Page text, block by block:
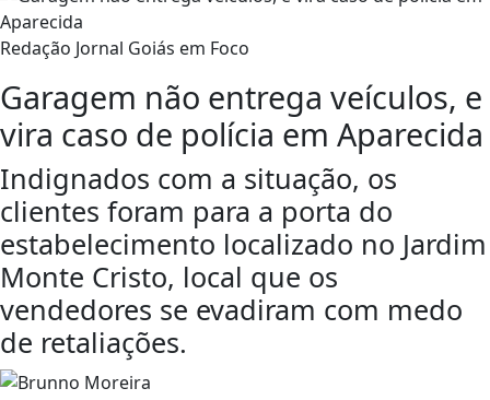
Redação Jornal Goiás em Foco
Garagem não entrega veículos, e
vira caso de polícia em Aparecida
Indignados com a situação, os
clientes foram para a porta do
estabelecimento localizado no Jardim
Monte Cristo, local que os
vendedores se evadiram com medo
de retaliações.